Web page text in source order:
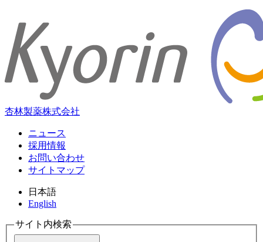
杏林製薬株式会社
ニュース
採用情報
お問い合わせ
サイトマップ
日本語
English
サイト内検索